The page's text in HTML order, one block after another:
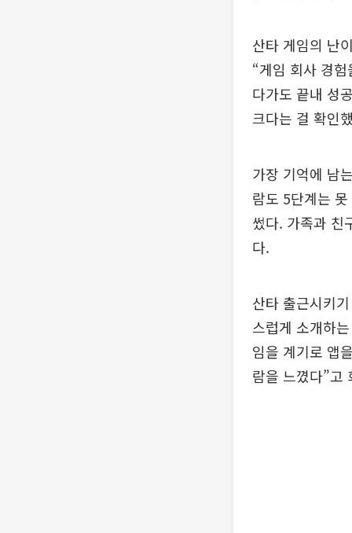
산타 게임의 난
“게임 회사 경
다가도 끝내 성
크다는 걸 확인
가장 기억에 남
람도 5단계는
썼다. 가족과 친
다.
산타 출근시키
스럽게 소개하
임을 계기로 앱
람을 느꼈다”고